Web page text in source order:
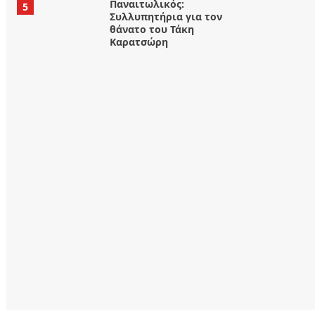
5
Παναιτωλικός:
Συλλυπητήρια για τον
θάνατο του Τάκη
Καρατσώρη